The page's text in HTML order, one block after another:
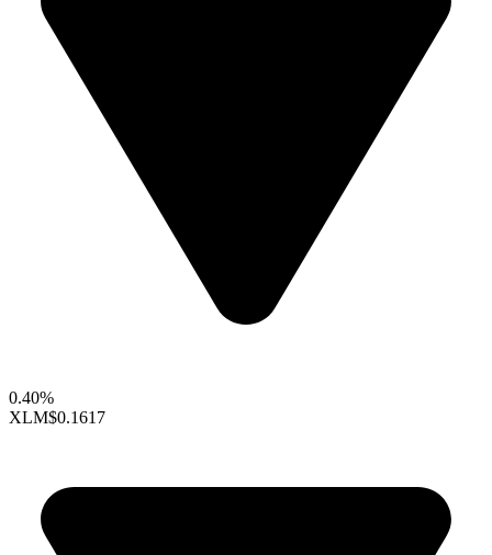
0.40%
XLM$0.1617